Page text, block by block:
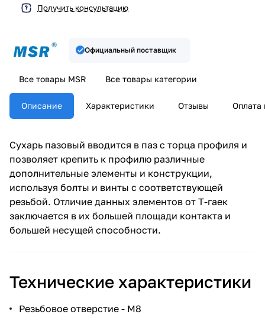
Получить консультацию
Официальный поставщик
Все товары MSR Все товары категории
Описание Характеристики Отзывы Оплата
Сухарь пазовый вводится в паз с торца профиля и
позволяет крепить к профилю различные
дополнительные элементы и конструкции,
используя болты и винты с соответствующей
резьбой. Отличие данных элементов от Т-гаек
заключается в их большей площади контакта и
большей несущей способности.
Технические характеристики
Резьбовое отверстие - М8